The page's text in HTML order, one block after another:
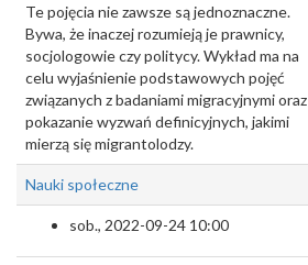
Te pojęcia nie zawsze są jednoznaczne.
Bywa, że inaczej rozumieją je prawnicy,
socjologowie czy politycy. Wykład ma na
celu wyjaśnienie podstawowych pojęć
związanych z badaniami migracyjnymi oraz
pokazanie wyzwań definicyjnych, jakimi
mierzą się migrantolodzy.
Nauki społeczne
sob., 2022-09-24 10:00